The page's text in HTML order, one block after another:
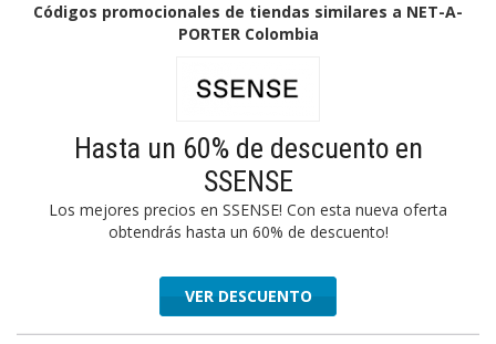
Códigos promocionales de tiendas similares a NET-A-
PORTER Colombia
Hasta un 60% de descuento en
SSENSE
Los mejores precios en SSENSE! Con esta nueva oferta
obtendrás hasta un 60% de descuento!
VER DESCUENTO